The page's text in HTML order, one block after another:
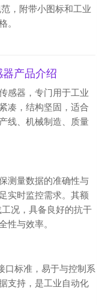
，附带小图标和工业
。
产品介绍
感器，专门用于工业
凑，结构坚固，适合
线、机械制造、质量
测量数据的准确性与
实时监控需求。其额
况，具备良好的抗干
性与效率。
口标准，易于与控制系
支持，是工业自动化